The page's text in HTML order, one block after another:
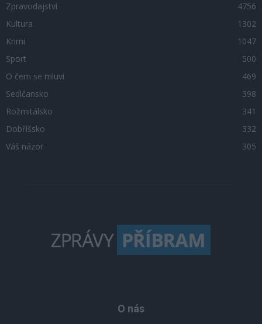
Zpravodajství
4756
Kultura
1302
Krimi
1047
Sport
500
O čem se mluví
469
Sedlčansko
398
Rožmitálsko
341
Dobříšsko
332
Váš názor
305
O nás